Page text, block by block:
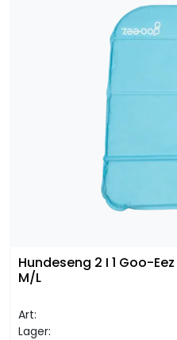
Hundeseng 2 I 1 Goo-
M/L
Art:
Lager: